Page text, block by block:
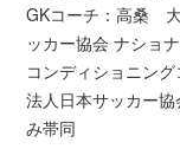
GKコーチ：高桑
ッカー協会 ナショ
コンディショニン
法人日本サッカー
み帯同